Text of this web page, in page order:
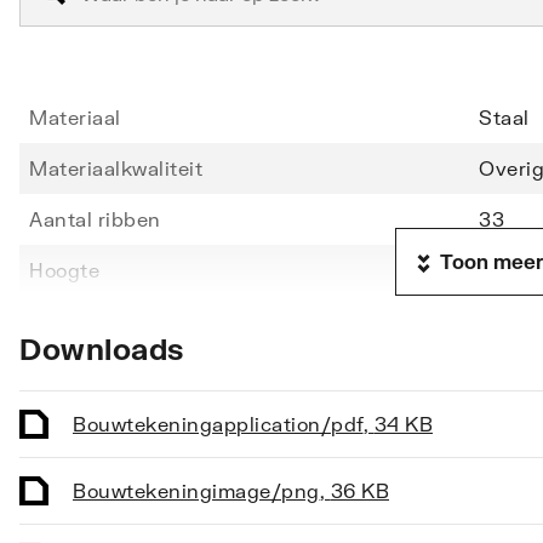
Materiaal Staal
Materiaalkwaliteit Overig
Aantal ribben 33
Hoogte 1406
Vorm stralingsbuis
Vorm collector
Opstelling
Toon meer
Downloads
Bouwtekeningapplication/pdf, 34 KB
Bouwtekeningimage/png, 36 KB